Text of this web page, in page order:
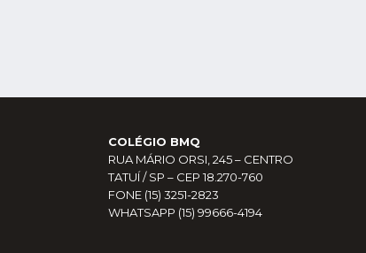
COLÉGIO BMQ
RUA MÁRIO ORSI, 245 – CENTRO
TATUÍ / SP – CEP 18.270-760
FONE (15) 3251-2823
WHATSAPP (15) 99666-4194